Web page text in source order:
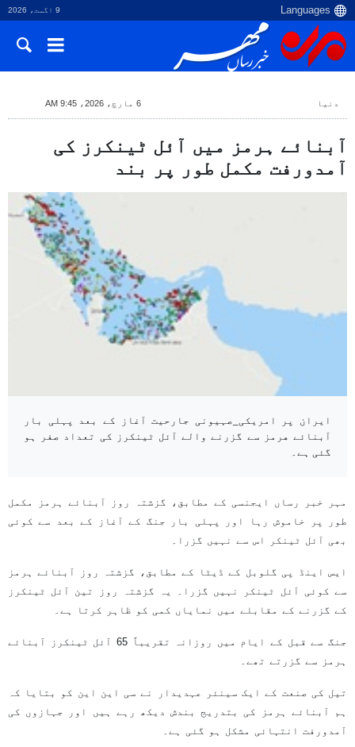
9 اگست، 2026
دنیا 6 مارچ، 2026، 9:45 AM
آبنائے ہرمز میں آئل ٹینکرز کی
آمدورفت مکمل طور پر بند
ایران پر امریکی_صہیونی جارحیت آغاز کے بعد پہلی بار
آبنائے هرمز سے گزرنے والے آئل ٹینکرز کی تعداد صفر ہو
گئی ہے۔
مہر خبر رساں ایجنسی کے مطابق، گزشتہ روز آبنائے ہرمز مکمل
طور پر خاموش رہا اور پہلی بار جنگ کے آغاز کے بعد سے کوئی
بھی آئل ٹینکر اس سے نہیں گزرا۔
ایس اینڈ پی گلوبل کے ڈیٹا کے مطابق، گزشتہ روز آبنائے ہرمز
سے کوئی آئل ٹینکر نہیں گزرا۔ یہ گزشتہ روز تین آئل ٹینکرز
کے گزرنے کے مقابلے میں نمایاں کمی کو ظاہر کرتا ہے۔
جنگ سے قبل کے ایام میں روزانہ تقریباً 65 آئل ٹینکرز آبنائے
ہرمز سے گزرتے تھے۔
تیل کی صنعت کے ایک سینئر عہدیدار نے سی این این کو بتایا کہ
ہم آبنائے ہرمز کی بتدریج بندش دیکھ رہے ہیں اور جہازوں کی
آمدورفت انتہائی مشکل ہو گئی ہے۔